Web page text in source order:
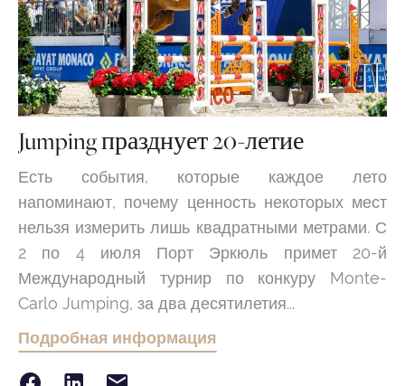
Jumping празднует 20-летие
Есть события, которые каждое лето
напоминают, почему ценность некоторых мест
нельзя измерить лишь квадратными метрами. С
2 по 4 июля Порт Эркюль примет 20-й
Международный турнир по конкуру Monte-
Carlo Jumping, за два десятилетия...
Подробная информация